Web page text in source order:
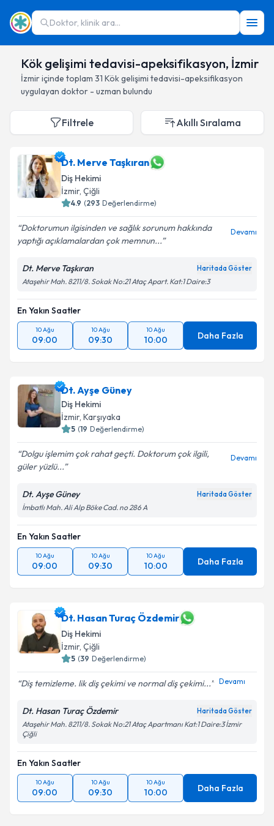
Doktor, klinik ara...
Kök gelişimi tedavisi-apeksifikasyon, İzmir
İzmiriçinde toplam 31 Kök gelişimi tedavisi-apeksifikasyon
uygulayan doktor - uzman bulundu
Filtrele Akıllı Sıralama
Dt. Merve Taşkıran
Diş Hekimi
İzmir, Çiğli
4.9 (293 Değerlendirme)
Doktorumun ilgisinden ve sağlık sorunum hakkında
yaptığı açıklamalardan çok memnun...
Devamı
Dt. Merve Taşkıran Haritada Göster
Ataşehir Mah. 8211/8. Sokak No:21 Ataç Apart. Kat:1 Daire:3
En Yakın Saatler
10 Ağu
09:00
10 Ağu
09:30
10 Ağu
10:00 Daha Fazla
Dt. Ayşe Güney
Diş Hekimi
İzmir, Karşıyaka
5 (19 Değerlendirme)
Dolgu işlemim çok rahat geçti. Doktorum çok ilgili,
güler yüzlü...
Devamı
Dt. Ayşe Güney Haritada Göster
İmbatlı Mah. Ali Alp Böke Cad. no 286 A
En Yakın Saatler
10 Ağu
09:00
10 Ağu
09:30
10 Ağu
10:00 Daha Fazla
Dt. Hasan Turaç Özdemir
Diş Hekimi
İzmir, Çiğli
5 (39 Değerlendirme)
Diş temizleme. lik diş çekimi ve normal diş çekimi... Devamı
Dt. Hasan Turaç Özdemir Haritada Göster
Ataşehir Mah. 8211/8. Sokak No:21 Ataç Apartmanı Kat:1 Daire:3 İzmir
Çiğli
En Yakın Saatler
10 Ağu
09:00
10 Ağu
09:30
10 Ağu
10:00 Daha Fazla